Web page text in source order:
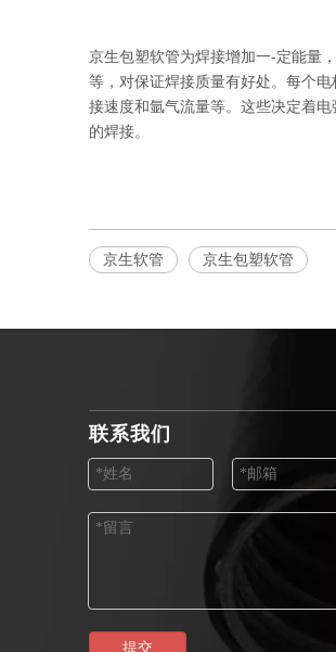
京生包塑软管为焊接增加一-定能量
等，对保证焊接质量有好处。每个
接速度和氩气流量等。这些决定着
的焊接。
京生软管 京生包塑软管
联系我们
提交